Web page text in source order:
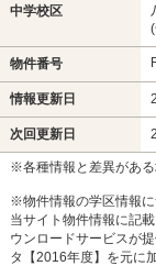
中学校区
物件番号
情報更新日
次回更新日
※各種情報と差異があ
※物件情報の学区情報に
当サイト物件情報に記
ウンロードサービスが
タ【2016年度】を元に